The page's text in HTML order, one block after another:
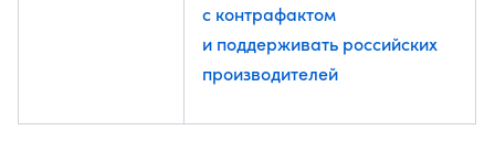
с контрафактом
и поддерживать российских
производителей